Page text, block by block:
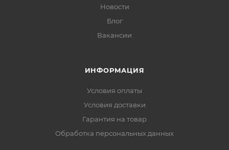
Новости
Блог
Вакансии
ИНФОРМАЦИЯ
Условия оплаты
Условия доставки
Гарантия на товар
Обработка персональных данных